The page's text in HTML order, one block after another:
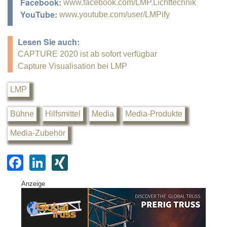
Facebook: www.facebook.com/LMP.Lichttechnik
YouTube: www.youtube.com/user/LMPify
Lesen Sie auch:
CAPTURE 2020 ist ab sofort verfügbar
Capture Visualisation bei LMP
LMP
Bühne Hilfsmittel Media Media-Produkte
Media-Zubehör
F
a
c
e
Li
k
e
G
Anzeige